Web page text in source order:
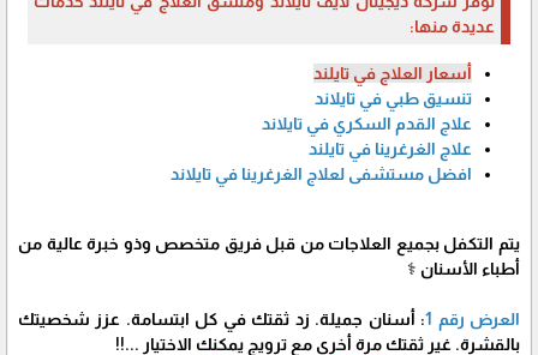
عديدة منها:
أسعار العلاج في تايلند
تنسيق طبي في تايلاند
علاج القدم السكري في تايلاند
علاج الغرغرينا في تايلند
افضل مستشفى لعلاج الغرغرينا في تايلاند
يتم التكفل بجميع العلاجات من قبل فريق متخصص وذو خبرة عالية من
أطباء الأسنان ⚕️
العرض رقم 1
: أسنان جميلة. زد ثقتك في كل ابتسامة. عزز شخصيتك
بالقشرة. غير ثقتك مرة أخرى مع ترويج يمكنك الاختيار ...!!